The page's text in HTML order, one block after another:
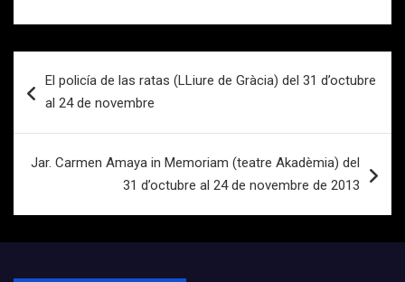
de
El policía de las ratas (LLiure de Gràcia) del 31 d’octubre
al 24 de novembre
Jar. Carmen Amaya in Memoriam (teatre Akadèmia) del
31 d’octubre al 24 de novembre de 2013